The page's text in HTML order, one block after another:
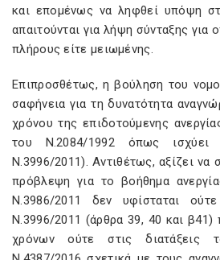
και επομένως να ληφθεί υπόψη
απαιτούνται για λήψη σύνταξης για
πλήρους είτε μειωμένης.
Επιπροσθέτως, η βούληση του
σαφήνεια για τη δυνατότητα
χρόνου της επιδοτούμενης
του Ν.2084/1992 όπως
Ν.3996/2011). Αντιθέτως, αξίζει να
πρόβλεψη για το βοήθημα
Ν.3986/2011 δεν υφίσταται
Ν.3996/2011 (άρθρα 39, 40 και β41)
χρόνων ούτε στις διατάξεις